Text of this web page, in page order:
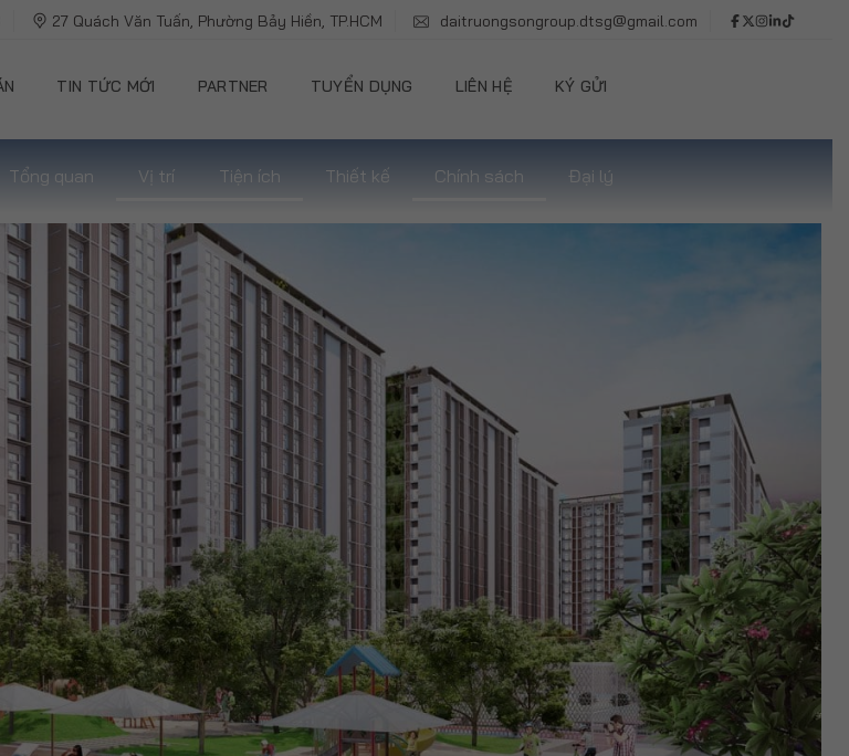
27 Quách Văn Tuấn, Phường Bảy Hiền, TP.HCM daitruongsongroup.dtsg@gmail.com
TIN TỨC MỚI PARTNER TUYỂN DỤNG LIÊN HỆ KÝ GỬI
Tổng quan Vị trí Tiện ích Thiết kế Chính sách Đại lý